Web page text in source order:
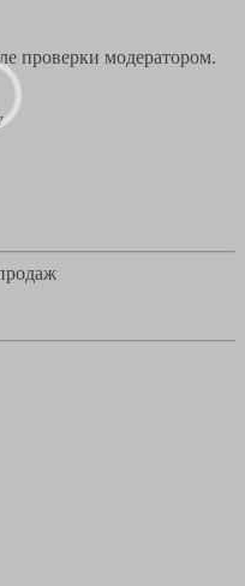
проверки модератором.